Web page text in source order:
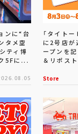
ンに“台
タメ空
ティ博
5Fに...
「タイトー
に2号店が
ープンを
＆リポス
Store